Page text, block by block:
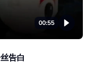
00:55
告白